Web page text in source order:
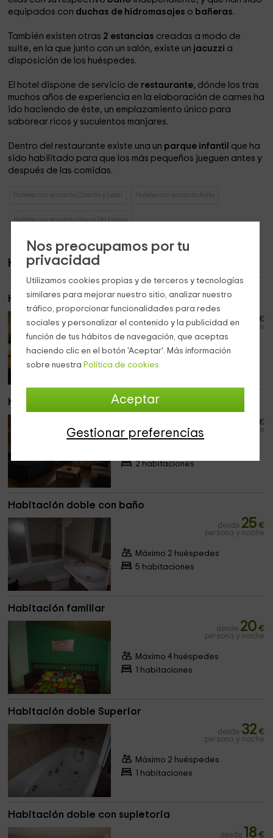
Nos preocupamos por tu
privacidad
Utilizamos cookies propias y de terceros y tecnologías
similares para mejorar nuestro sitio, analizar nuestro
tráfico, proporcionar funcionalidades para redes
sociales y personalizar el contenido y la publicidad en
función de tus hábitos de navegación, que aceptas
haciendo clic en el botón 'Aceptar'. Más información
sobre nuestra Política de cookies.
Aceptar
Gestionar preferencias
equipados con duchas de hidromasajes o bañeras.
También existen otras 2 estancias creadas a modo de
suite, en la que junto con un salón, existe un jacuzzi a
disposición de los huéspedes.
El hotel dispone de servicio de restaurante, dónde los tras
muchos años de experiencia en la elaboración de carnes ha
ido haciendo de éste, un emplazamiento único para
saborear ricos y suculentos manjares.
Dentro del restaurante existe una un parque infantil que ha
sido habilitado para que los más pequeños jueguen antes y
después de las comidas.
Hoteles con encanto Castilla y León Hoteles con encanto Ávila
Hoteles con encanto Hoyos Del Espino
Habitaciones
Habitación doble 2 camas
desde
€
persona y noche
Máximo 2 huéspedes
5 habitaciones
Habitación Suite
€
persona y noche
2 habitaciones
Habitación doble con baño
desde 25 €
persona y noche
Máximo 2 huéspedes
5 habitaciones
Habitación familiar
desde 20 €
persona y noche
Máximo 4 huéspedes
1 habitaciones
Habitación doble Superior
desde 32 €
persona y noche
Máximo 2 huéspedes
1 habitaciones
Habitación doble con supletoria
desde 18 €